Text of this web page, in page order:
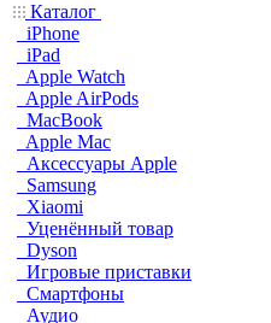
Каталог
iPhone
iPad
Apple Watch
Apple AirPods
MacBook
Apple Mac
Аксессуары Apple
Samsung
Xiaomi
Уценённый товар
Dyson
Игровые приставки
Смартфоны
Аудио